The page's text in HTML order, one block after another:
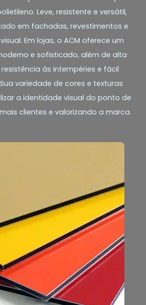
Leve, resistente e versátil,
em fachadas, revestimentos e
Em lojas, o ACM oferece um
e sofisticado, além de alta
às intempéries e fácil
variedade de cores e texturas
a identidade visual do ponto de
clientes e valorizando a marca.